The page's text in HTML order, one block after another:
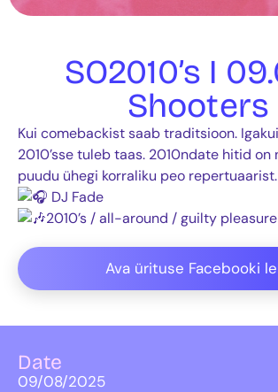
SO2010’s I
Shooters
Kui comebackist saab traditsioon.
2010’sse tuleb taas. 2010ndate hitid on
puudu ühegi korraliku peo repertuaarist.
DJ Fade
2010’s / all-around / guilty
Ava ürituse Facebooki
Date
09/08/2025